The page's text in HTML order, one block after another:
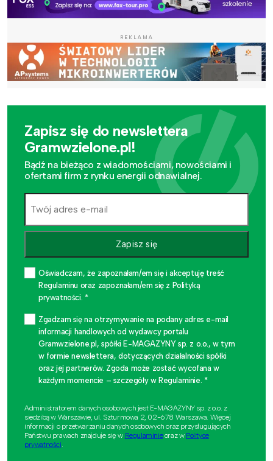
REKLAMA
Zapisz się do newslettera
Gramwzielone.pl!
Bądź na bieżąco z wiadomościami, nowościami i
ofertami firm z rynku energii odnawialnej.
Zapisz się
Oświadczam, że zapoznałam/em się i akceptuję treść
Regulaminu oraz zapoznałam/em się z Polityką
prywatności. *
Zgadzam się na otrzymywanie na podany adres e-mail
informacji handlowych od wydawcy portalu
Gramwzielone.pl, spółki E-MAGAZYNY sp. z o.o., w tym
w formie newslettera, dotyczących działalności spółki
oraz jej partnerów. Zgoda może zostać wycofana w
każdym momencie – szczegóły w Regulaminie. *
Administratorem danych osobowych jest E-MAGAZYNY sp. z o.o. z
siedzibą w Warszawie, ul. Szturmowa 2, 02-678 Warszawa. Więcej
informacji o przetwarzaniu danych osobowych oraz przysługujących
Państwu prawach znajduje się w Regulaminieoraz w Polityce
prywatności.